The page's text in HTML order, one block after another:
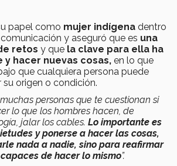
papel como mujer indígena dentro
y aseguró que es una
retos y que la clave para ella ha
y hacer nuevas cosas, en lo que
que cualquiera persona puede
origen o condición.
personas que te cuestionan si
lo que los hombres hacen, de
jalar los cables. Lo importante es
y ponerse a hacer las cosas,
nada a nadie, sino para reafirmar
de hacer lo mismo”.